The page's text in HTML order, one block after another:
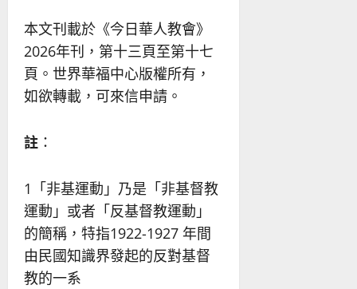
本文刊載於《今日華人教會》
2026年刊，第十三頁至第十七
頁。世界華福中心版權所有，
如欲轉載，可來信申請。
註 ：
1「非基運動」乃是「非基督教
運動」或者「反基督教運動」
的簡稱，特指1922-1927 年間
由民國知識界發起的反對基督
教的一系